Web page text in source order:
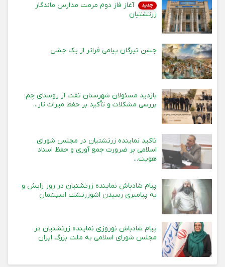
جدید
آغاز فاز دوم مرمت مدارس ماندگار
زرتشتیان
جشن تیرگان پیامی فراتر از یک جشن
بازدید مسئولان شهرستان تفت از روستای چم؛
بررسی مشکلات و تأکید بر حفظ میراث تار...
تاکید نماینده زرتشتیان در مجلس شورای
اسلامی بر ضرورت جمع آوری و حفظ اسناد
هویت...
پیام شادباش نماینده زرتشتیان در روز زایش و
به پیامبری رسیدن اشوزرتشت اسپنتمان
پیام شادباش نوروزی نماینده زرتشتیان در
مجلس شورای اسلامی به ملت بزرگ ایران